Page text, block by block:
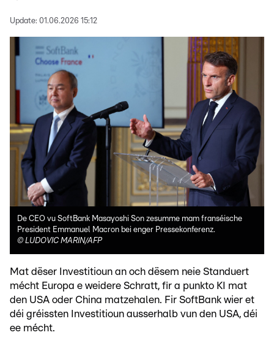
Update: 01.06.2026 15:12
De CEO vu SoftBank Masayoshi Son zesumme mam franséische
President Emmanuel Macron bei enger Pressekonferenz.
© LUDOVIC MARIN/AFP
Mat dëser Investitioun an och dësem neie Standuert
mécht Europa e weidere Schratt, fir a punkto KI mat
den USA oder China matzehalen. Fir SoftBank wier et
déi gréissten Investitioun ausserhalb vun den USA, déi
ee mécht.